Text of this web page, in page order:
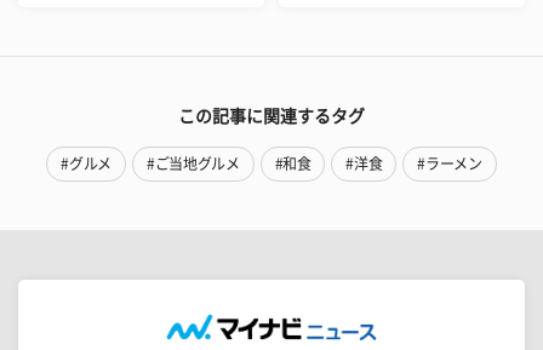
この記事に関連するタグ
#グルメ #ご当地グルメ #和食 #洋食 #ラーメン